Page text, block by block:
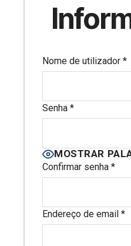
Nome de utilizador *
Senha *
MOSTRAR
Confirmar senha *
Endereço de email *